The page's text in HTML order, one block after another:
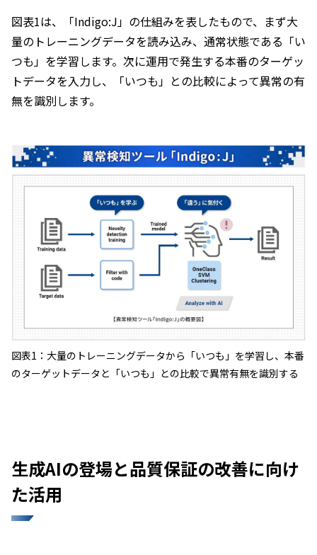
図表1は、「Indigo:J」の仕組みを表したもので、まず大
量のトレーニングデータを読み込み、通常状態である「い
つも」を学習します。次に運用で発生する本番のターゲッ
トデータを入力し、「いつも」との比較によって異常の有
無を識別します。
図表1：大量のトレーニングデータから「いつも」を学習し、本番
のターゲットデータと「いつも」との比較で異常有無を識別する
生成AIの登場と品質保証の改善に向け
た活用